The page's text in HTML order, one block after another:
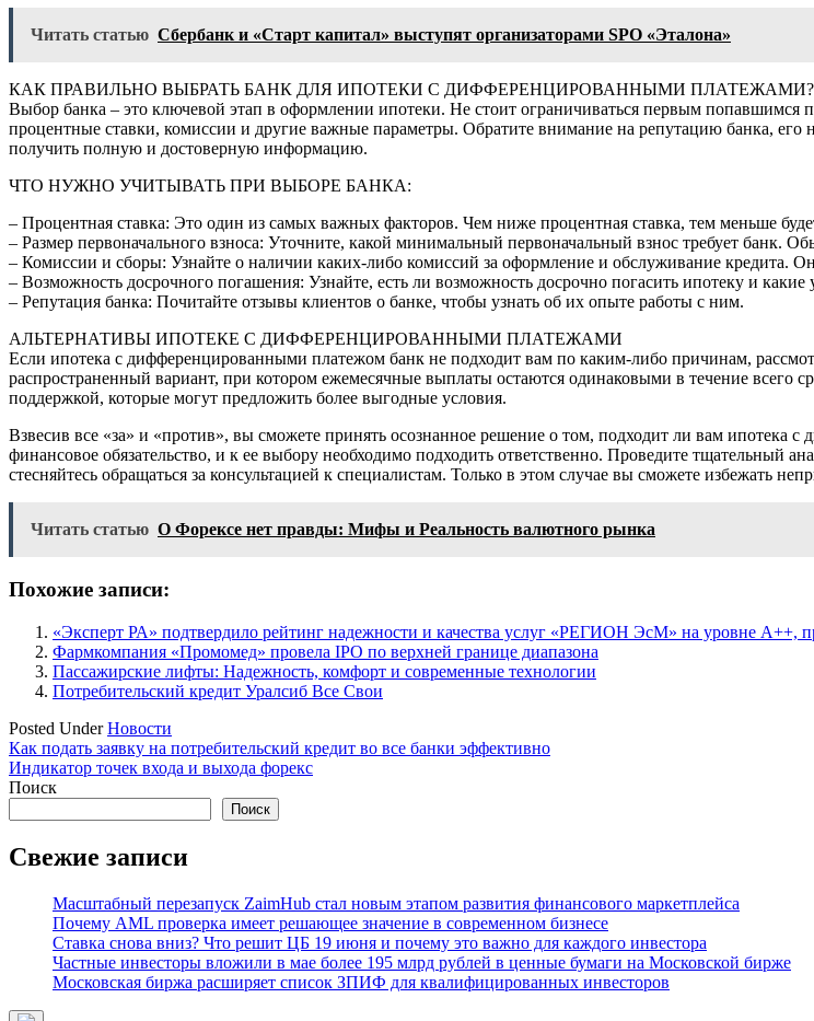
Читать статью Сбербанк и «Старт капитал» выступят организаторами SPO «Эталона»
КАК ПРАВИЛЬНО ВЫБРАТЬ БАНК ДЛЯ ИПОТЕКИ С ДИФФЕРЕНЦИРОВАННЫМИ ПЛАТЕЖАМИ?
Выбор банка – это ключевой этап в оформлении ипотеки. Не стоит ограничиваться первым попавшимся
процентные ставки, комиссии и другие важные параметры. Обратите внимание на репутацию банка, его
получить полную и достоверную информацию.
ЧТО НУЖНО УЧИТЫВАТЬ ПРИ ВЫБОРЕ БАНКА:
– Процентная ставка: Это один из самых важных факторов. Чем ниже процентная ставка, тем меньше
– Размер первоначального взноса: Уточните, какой минимальный первоначальный взнос требует банк.
– Комиссии и сборы: Узнайте о наличии каких-либо комиссий за оформление и обслуживание кредита.
– Возможность досрочного погашения: Узнайте, есть ли возможность досрочно погасить ипотеку и какие
– Репутация банка: Почитайте отзывы клиентов о банке, чтобы узнать об их опыте работы с ним.
АЛЬТЕРНАТИВЫ ИПОТЕКЕ С ДИФФЕРЕНЦИРОВАННЫМИ ПЛАТЕЖАМИ
Если ипотека с дифференцированными платежом банк не подходит вам по каким-либо причинам,
распространенный вариант, при котором ежемесячные выплаты остаются одинаковыми в течение всего
поддержкой, которые могут предложить более выгодные условия.
Взвесив все «за» и «против», вы сможете принять осознанное решение о том, подходит ли вам ипотека
финансовое обязательство, и к ее выбору необходимо подходить ответственно. Проведите тщательный
стесняйтесь обращаться за консультацией к специалистам. Только в этом случае вы сможете избежать
Читать статью О Форексе нет правды: Мифы и Реальность валютного рынка
Похожие записи:
«Эксперт РА» подтвердило рейтинг надежности и качества услуг «РЕГИОН ЭсМ» на уровне А++,
Фармкомпания «Промомед» провела IPO по верхней границе диапазона
Пассажирские лифты: Надежность, комфорт и современные технологии
Потребительский кредит Уралсиб Все Свои
Posted UnderНовости
Навигация
по
Как подать заявку на потребительский кредит во все банки эффективно
Индикатор точек входа и выхода форекс
Поиск
Поиск
Свежие записи
Масштабный перезапуск ZaimHub стал новым этапом развития финансового маркетплейса
Почему AML проверка имеет решающее значение в современном бизнесе
Ставка снова вниз? Что решит ЦБ 19 июня и почему это важно для каждого инвестора
Частные инвесторы вложили в мае более 195 млрд рублей в ценные бумаги на Московской бирже
Московская биржа расширяет список ЗПИФ для квалифицированных инвесторов